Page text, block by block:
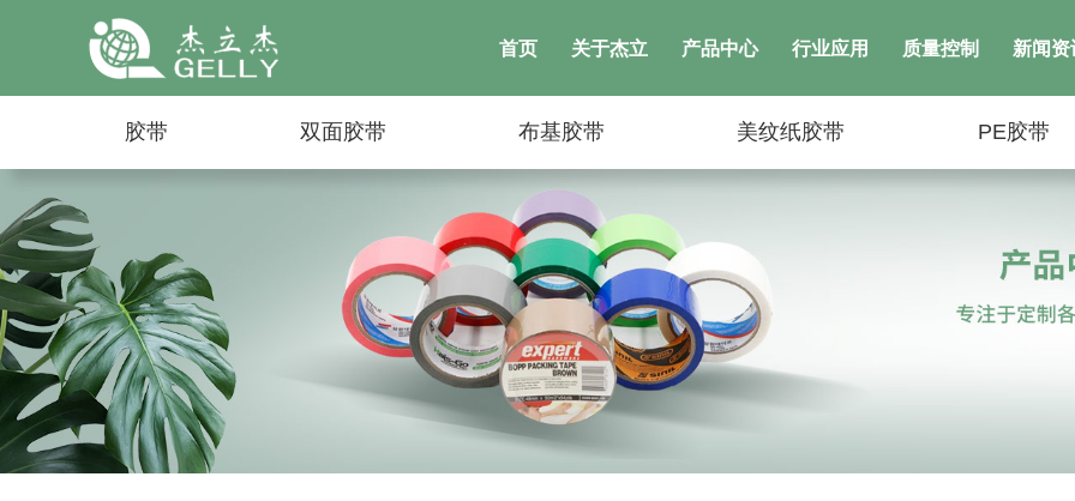
首页 关于杰立 产品中心 行业应用 质量控制 新闻资
胶带 双面胶带 布基胶带 美纹纸胶带 PE胶带